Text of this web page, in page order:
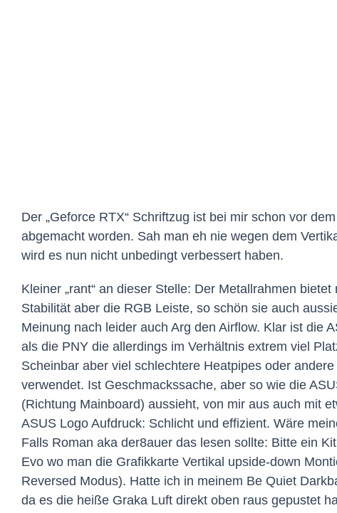
Der „Geforce RTX“ Schriftzug ist bei mir schon vor
abgemacht worden. Sah man eh nie wegen dem
wird es nun nicht unbedingt verbessert haben.
Kleiner „rant“ an dieser Stelle: Der Metallrahmen bietet
Stabilität aber die RGB Leiste, so schön sie auch
Meinung nach leider auch Arg den Airflow. Klar ist die
als die PNY die allerdings im Verhältnis extrem viel
Scheinbar aber viel schlechtere Heatpipes oder
verwendet. Ist Geschmackssache, aber so wie die
(Richtung Mainboard) aussieht, von mir aus auch mit
ASUS Logo Aufdruck: Schlicht und effizient. Wäre
Falls Roman aka der8auer das lesen sollte: Bitte ein
Evo wo man die Grafikkarte Vertikal upside-down
Reversed Modus). Hatte ich in meinem Be Quiet
da es die heiße Graka Luft direkt oben raus gepustet